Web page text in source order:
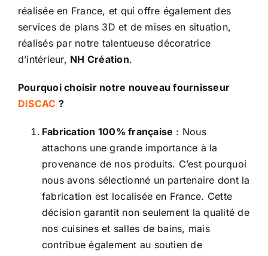
réalisée en France, et qui offre également des
services de plans 3D et de mises en situation,
réalisés par notre talentueuse décoratrice
d’intérieur, NH Création.
Pourquoi choisir notre nouveau fournisseur
DISCAC ?
Fabrication 100% française : Nous
attachons une grande importance à la
provenance de nos produits. C’est pourquoi
nous avons sélectionné un partenaire dont la
fabrication est localisée en France. Cette
décision garantit non seulement la qualité de
nos cuisines et salles de bains, mais
contribue également au soutien de